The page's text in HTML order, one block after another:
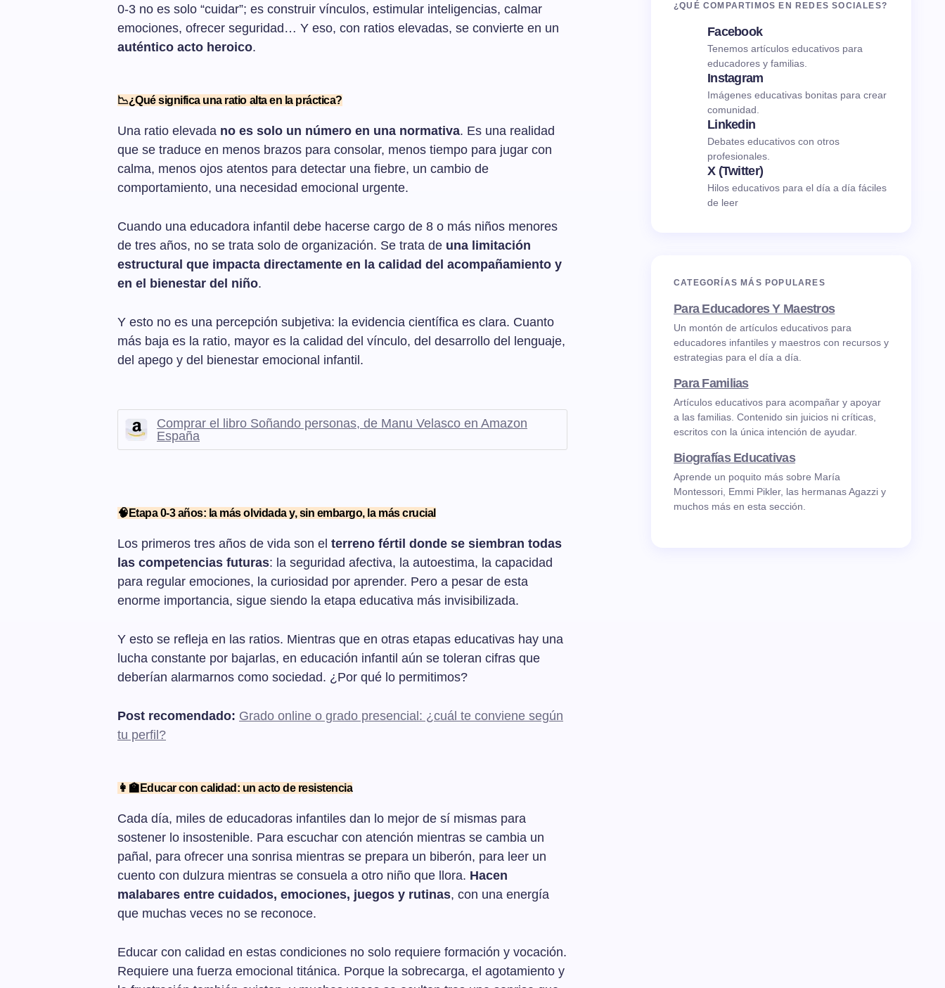
0-3 no es solo “cuidar”; es construir vínculos, estimular inteligencias, calmar
emociones, ofrecer seguridad… Y eso, con ratios elevadas, se convierte en un
auténtico acto heroico.
📉¿Qué significa una ratio alta en la práctica?
Una ratio elevada no es solo un número en una normativa. Es una realidad
que se traduce en menos brazos para consolar, menos tiempo para jugar con
calma, menos ojos atentos para detectar una fiebre, un cambio de
comportamiento, una necesidad emocional urgente.
Cuando una educadora infantil debe hacerse cargo de 8 o más niños menores
de tres años, no se trata solo de organización. Se trata de una limitación
estructural que impacta directamente en la calidad del acompañamiento y
en el bienestar del niño.
Y esto no es una percepción subjetiva: la evidencia científica es clara. Cuanto
más baja es la ratio, mayor es la calidad del vínculo, del desarrollo del lenguaje,
del apego y del bienestar emocional infantil.
Comprar el libro Soñando personas, de Manu Velasco en Amazon
España
🧠Etapa 0-3 años: la más olvidada y, sin embargo, la más crucial
Los primeros tres años de vida son el terreno fértil donde se siembran todas
las competencias futuras: la seguridad afectiva, la autoestima, la capacidad
para regular emociones, la curiosidad por aprender. Pero a pesar de esta
enorme importancia, sigue siendo la etapa educativa más invisibilizada.
Y esto se refleja en las ratios. Mientras que en otras etapas educativas hay una
lucha constante por bajarlas, en educación infantil aún se toleran cifras que
deberían alarmarnos como sociedad. ¿Por qué lo permitimos?
Post recomendado: Grado online o grado presencial: ¿cuál te conviene según
tu perfil?
👩‍🏫Educar con calidad: un acto de resistencia
Cada día, miles de educadoras infantiles dan lo mejor de sí mismas para
sostener lo insostenible. Para escuchar con atención mientras se cambia un
pañal, para ofrecer una sonrisa mientras se prepara un biberón, para leer un
cuento con dulzura mientras se consuela a otro niño que llora. Hacen
malabares entre cuidados, emociones, juegos y rutinas, con una energía
que muchas veces no se reconoce.
Educar con calidad en estas condiciones no solo requiere formación y vocación.
Requiere una fuerza emocional titánica. Porque la sobrecarga, el agotamiento y
¿QUÉ COMPARTIMOS EN REDES SOCIALES?
Facebook
Tenemos artículos educativos para
educadores y familias.
Instagram
Imágenes educativas bonitas para crear
comunidad.
Linkedin
Debates educativos con otros
profesionales.
X (Twitter)
Hilos educativos para el día a día fáciles
de leer
CATEGORÍAS MÁS POPULARES
Para Educadores Y Maestros
Un montón de artículos educativos para
educadores infantiles y maestros con recursos y
estrategias para el día a día.
Para Familias
Artículos educativos para acompañar y apoyar
a las familias. Contenido sin juicios ni críticas,
escritos con la única intención de ayudar.
Biografías Educativas
Aprende un poquito más sobre María
Montessori, Emmi Pikler, las hermanas Agazzi y
muchos más en esta sección.